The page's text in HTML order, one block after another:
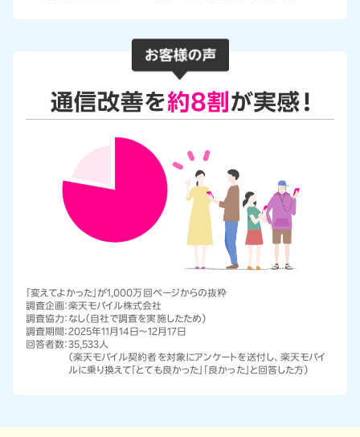
「変えてよかった」が1,000万回ページからの抜粋
調査企画：楽天モバイル株式会社
調査協力： なし（自社で調査を実施したため）
調査期間：2025年11月14日～12月17日
回答者数：35,533人
（楽天モバイル契約者を対象にアンケートを送付し、楽天モバイ
ルに乗り換えて「とても良かった」「良かった」と回答した方）